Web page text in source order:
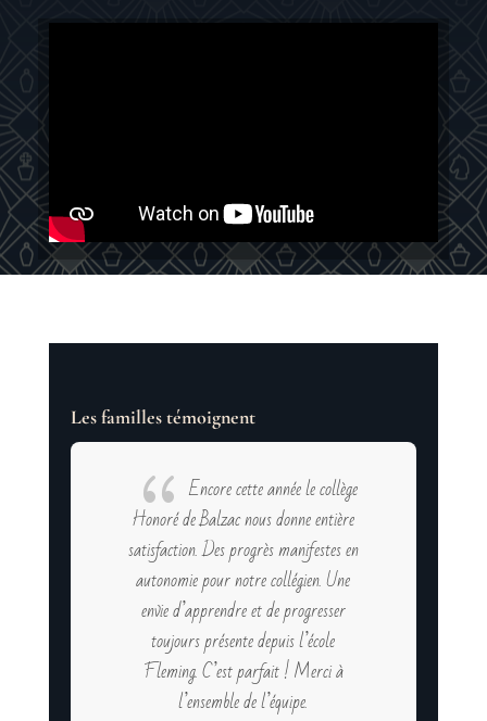
Les familles témoignent
{Encore cette année le collège
Honoré de Balzac nous donne entière
satisfaction. Des progrès manifestes en
autonomie pour notre collégien. Une
envie d’apprendre et de progresser
toujours présente depuis l’école
Fleming. C’est parfait ! Merci à
l’ensemble de l’équipe.